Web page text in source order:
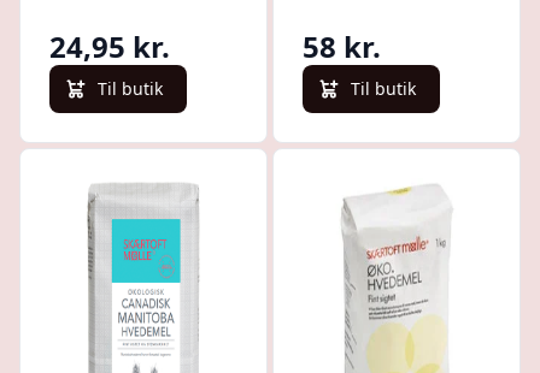
24,95 kr.
Til butik
58 kr.
Til butik